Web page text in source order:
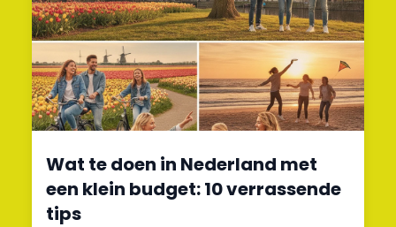
Wat te doen in Nederland met
een klein budget: 10 verrassende
tips